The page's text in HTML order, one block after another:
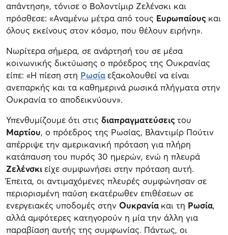
απάντηση», τόνισε ο Βολοντίμιρ Ζελένσκι και
πρόσθεσε: «Αναμένω μέτρα από τους Ευρωπαίους και
όλους εκείνους στον κόσμο, που θέλουν ειρήνη».
Νωρίτερα σήμερα, σε ανάρτησή του σε μέσα
κοινωνικής δικτύωσης ο πρόεδρος της Ουκρανίας
είπε: «Η πίεση στη Ρωσία εξακολουθεί να είναι
ανεπαρκής και τα καθημερινά ρωσικά πλήγματα στην
Ουκρανία το αποδεικνύουν».
Υπενθυμίζουμε ότι στις διαπραγματεύσειςτου
Μαρτίου, ο πρόεδρος της Ρωσίας, Βλαντιμίρ Πούτιν
απέρριψε την αμερικανική πρόταση για πλήρη
κατάπαυση του πυρός 30 ημερών, ενώ η πλευρά
Ζελένσκι είχε συμφωνήσει στην πρόταση αυτή.
Έπειτα, οι αντιμαχόμενες πλευρές συμφώνησαν σε
περιορισμένη παύση εκατέρωθεν επιθέσεων σε
ενεργειακές υποδομές στην Ουκρανία και τη Ρωσία,
αλλά αμφότερες κατηγορούν η μία την άλλη για
παραβίαση αυτής της συμφωνίας. Πάντως, οι